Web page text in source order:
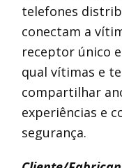
telefones
conectam a
receptor único
qual vítimas e
compartilhar
experiências e
segurança.